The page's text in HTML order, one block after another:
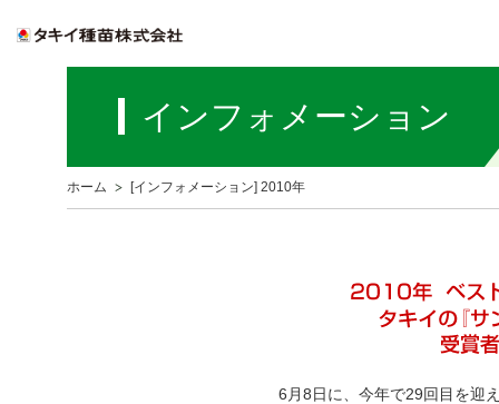
インフォメーション
ホーム [インフォメーション] 2010年
6月8日に、今年で29回目を迎